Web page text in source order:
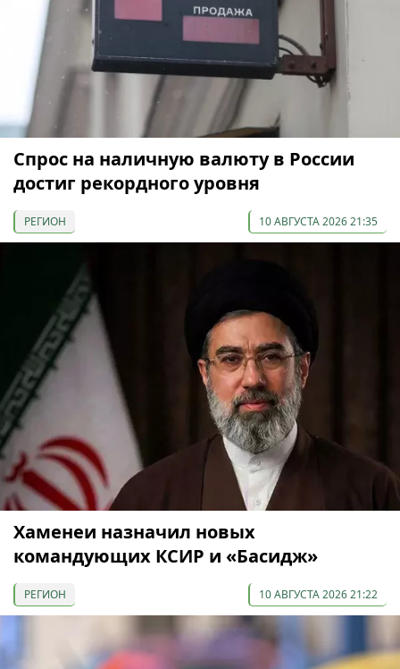
Спрос на наличную валюту в России
достиг рекордного уровня
РЕГИОН 10 АВГУСТА 2026 21:35
Хаменеи назначил новых
командующих КСИР и «Басидж»
РЕГИОН 10 АВГУСТА 2026 21:22